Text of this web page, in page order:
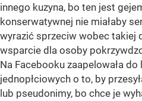
innego kuzyna, bo ten jest
konserwatywnej nie miałaby
wyrazić sprzeciw wobec takiej
wsparcie dla osoby
Na Facebooku zaapelowała
jednopłciowych o to, by
lub pseudonimy, bo chce je